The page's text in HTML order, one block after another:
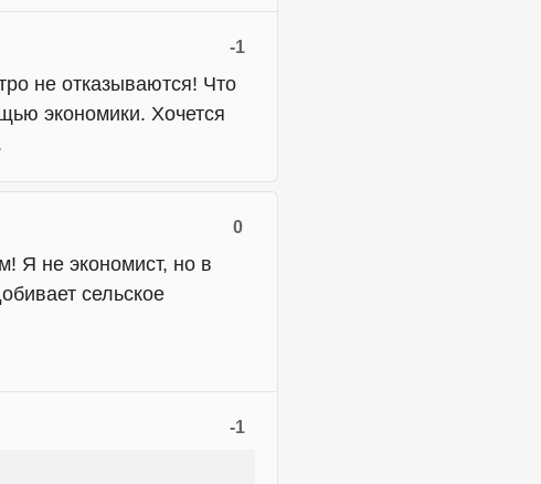
-1
не отказываются! Что
экономики. Хочется
0
Я не экономист, но в
сельское
-1